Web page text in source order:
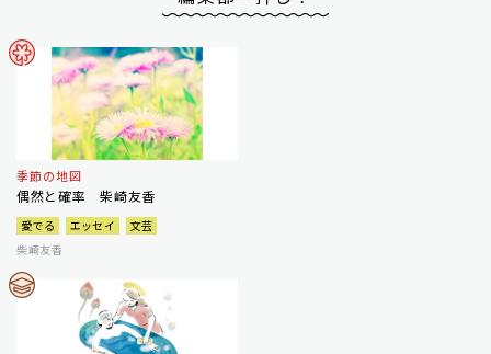
季節の地図
偶然と確率 柴崎友香
愛でる エッセイ
文芸
柴崎友香